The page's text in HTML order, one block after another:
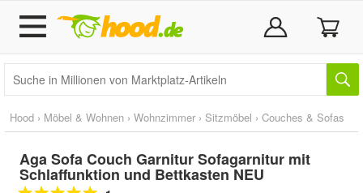
Hood › Möbel & Wohnen › Wohnzimmer › Sitzmöbel › Couches & Sofas
Aga Sofa Couch Garnitur Sofagarnitur mit
Schlaffunktion und Bettkasten NEU